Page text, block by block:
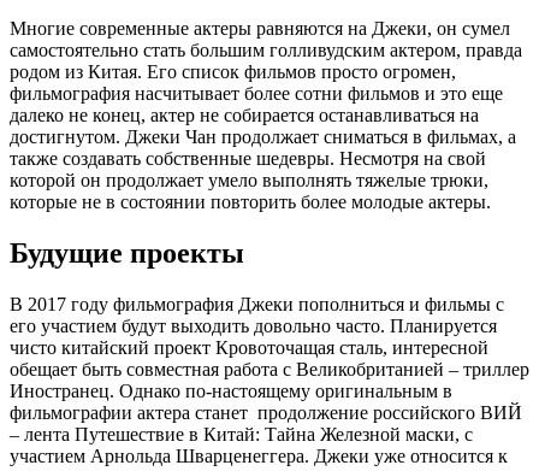
Многие современные актеры равняются на Джеки, он сумел
самостоятельно стать большим голливудским актером, правда
родом из Китая. Его список фильмов просто огромен,
фильмография насчитывает более сотни фильмов и это еще
далеко не конец, актер не собирается останавливаться на
достигнутом. Джеки Чан продолжает сниматься в фильмах, а
также создавать собственные шедевры. Несмотря на свой
которой он продолжает умело выполнять тяжелые трюки,
которые не в состоянии повторить более молодые актеры.
Будущие проекты
В 2017 году фильмография Джеки пополниться и фильмы с
его участием будут выходить довольно часто. Планируется
чисто китайский проект Кровоточащая сталь, интересной
обещает быть совместная работа с Великобританией – триллер
Иностранец. Однако по-настоящему оригинальным в
фильмографии актера станет продолжение российского ВИЙ
– лента Путешествие в Китай: Тайна Железной маски, с
участием Арнольда Шварценеггера. Джеки уже относится к